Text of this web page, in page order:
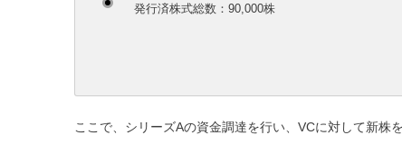
発行済株式総数：90,000株
ここで、シリーズAの資金調達を行い、VCに対して新